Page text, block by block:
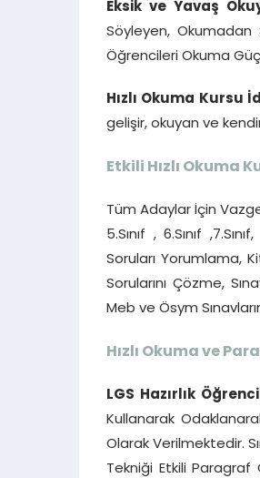
Eksik ve Yavaş
Söyleyen, Okumadan
Öğrencileri Okuma
Hızlı Okuma Kursu
gelişir, okuyan ve
Etkili Hızlı Okuma
Tüm Adaylar İçin
5.Sınıf , 6.Sınıf
Soruları Yorumlama,
Sorularını Çözme,
Meb ve Ösym
Hızlı Okuma ve
LGS Hazırlık
Kullanarak
Olarak Verilmektedir.
Tekniği Etkili